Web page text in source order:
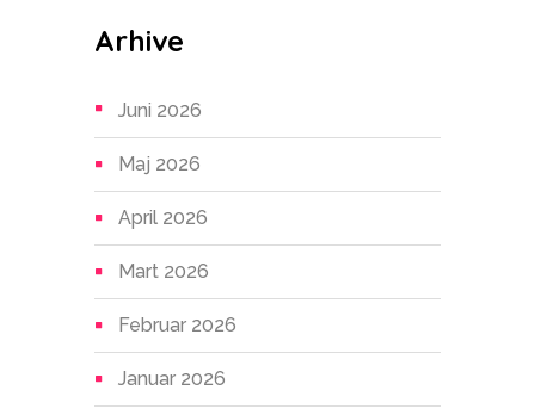
Arhive
Juni 2026
Maj 2026
April 2026
Mart 2026
Februar 2026
Januar 2026